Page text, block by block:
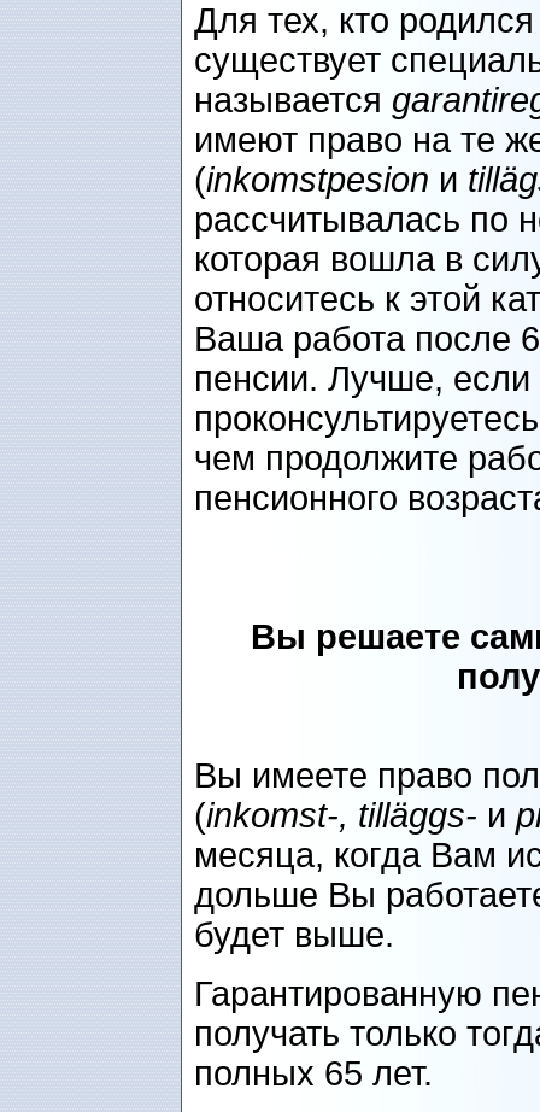
Для тех, кто
существует
называется
имеют право на те
(inkomstpesion и
рассчитывалась по
которая вошла в
относитесь к этой
Ваша работа после
пенсии. Лучше,
чем продолжите
пенсионного
Вы решаете
Вы имеете право
(inkomst-, tilläggs- и
месяца, когда Вам
дольше Вы
будет выше.
Гарантированную
получать только
полных 65 лет.